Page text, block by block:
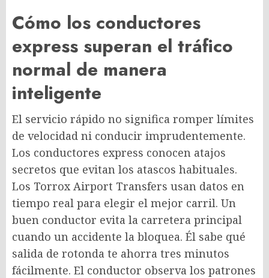
Cómo los conductores
express superan el tráfico
normal de manera
inteligente
El servicio rápido no significa romper límites
de velocidad ni conducir imprudentemente.
Los conductores express conocen atajos
secretos que evitan los atascos habituales.
Los Torrox Airport Transfers usan datos en
tiempo real para elegir el mejor carril. Un
buen conductor evita la carretera principal
cuando un accidente la bloquea. Él sabe qué
salida de rotonda te ahorra tres minutos
fácilmente. El conductor observa los patrones